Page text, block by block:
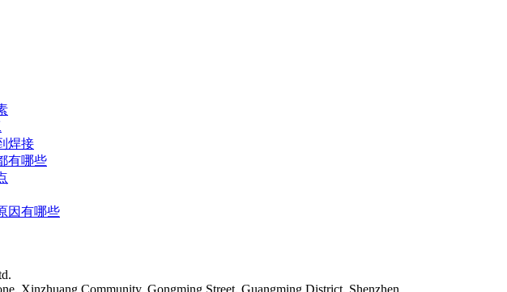
焊接
有哪些
因有哪些
Xinzhuang Community, Gongming Street, Guangming District, Shenzhen